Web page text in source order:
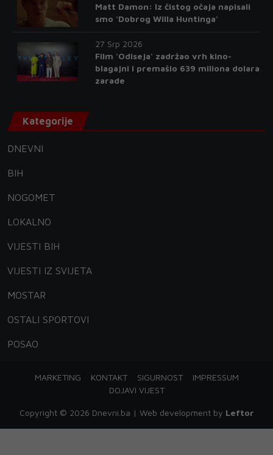
Matt Damon: Iz čistog očaja napisali
smo 'Dobrog Willa Huntinga'
27 Srp 2026
Film 'Odiseja' zadržao vrh kino-
blagajni i premašio 639 miliona dolara
zarade
Kategorije
DNEVNI
BIH
NOGOMET
LOKALNO
VIJESTI BIH
VIJESTI IZ SVIJETA
MOSTAR
OSTALI SPORTOVI
POSAO
MARKETING KONTAKT SIGURNOST
IMPRESSUM
DOJAVI VIJEST
Copyright © 2026 Dnevni.ba | Web development by Leftor